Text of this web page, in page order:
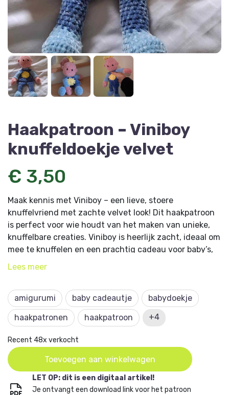
Haakpatroon – Viniboy
knuffeldoekje velvet
€ 3,50
Maak kennis met Viniboy – een lieve, stoere
knuffelvriend met zachte velvet look! Dit haakpatroon
is perfect voor wie houdt van het maken van unieke,
knuffelbare creaties. Viniboy is heerlijk zacht, ideaal om
mee te knuffelen en een prachtig cadeau voor baby’s,
peuters en jonge kinderen.
uitleg, geschikt voor ervaren beginners en
gevorderden, zachte details dankzij het gebruik van
velvet garen voor een luxe en knuffelbare afwerking.
haakproject dat gegarandeerd een glimlach brengt -
vrolijk, lief, onweerstaanbaar knuffelbaar en om te
koesteren!
Lees meer
amigurumi baby cadeautje
babydoekje
haakpatronen
haakpatroon +4
Recent 48x verkocht
Toevoegen aan winkelwagen
LET OP: dit is een digitaal artikel!
Je ontvangt een download link voor het patroon